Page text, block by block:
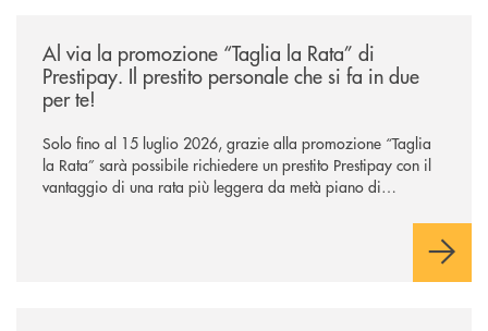
Al via la promozione “Taglia la Rata” di
Prestipay. Il prestito personale che si fa in due
per te!
Solo fino al 15 luglio 2026, grazie alla promozione “Taglia
la Rata” sarà possibile richiedere un prestito Prestipay con il
vantaggio di una rata più leggera da metà piano di